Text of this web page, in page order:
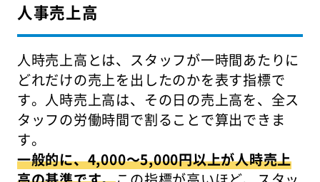
人事売上高
人時売上高とは、スタッフが一時間あたりに
どれだけの売上を出したのかを表す指標で
す。人時売上高は、その日の売上高を、全ス
タッフの労働時間で割ることで算出できま
す。
一般的に、4,000～5,000円以上が人時売上